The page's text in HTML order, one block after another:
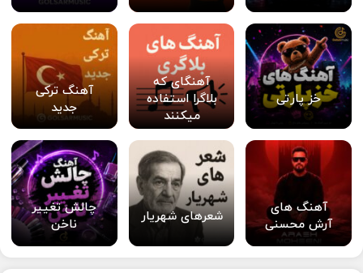
خز پارتی
آهنگای که
بلاگرا استفاده
میکنند
آهنگ ترکی
جدید
آهنگ های
آرش محسنی
شعرهای شهریار
چالش تغییر
ناخن